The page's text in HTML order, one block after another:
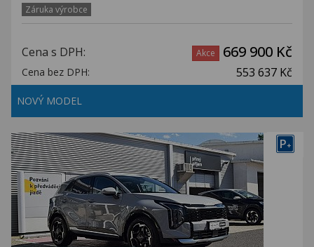
Záruka výrobce
Cena s DPH: Akce 669 900 Kč
Cena bez DPH: 553 637 Kč
NOVÝ MODEL
P+